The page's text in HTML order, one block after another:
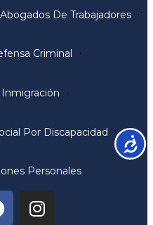
Abogados De Trabajadores
Criminal
Por Discapacidad
Personales